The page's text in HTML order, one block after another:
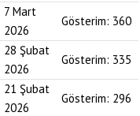
7 Mart
2026
Gösterim: 360
28 Şubat
2026
Gösterim: 335
21 Şubat
2026
Gösterim: 296